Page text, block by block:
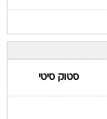
סטוק סיטי